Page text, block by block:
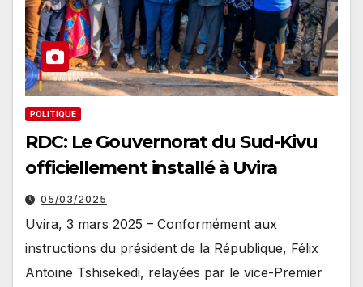
POLITIQUE
RDC: Le Gouvernorat du Sud-Kivu
officiellement installé à Uvira
05/03/2025
Uvira, 3 mars 2025 – Conformément aux
instructions du président de la République, Félix
Antoine Tshisekedi, relayées par le vice-Premier